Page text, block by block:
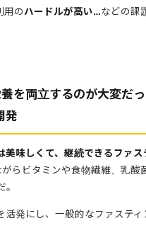
用のハードルが高い…などの課
養を両立するのが大変だ
発
美味しくて、継続できるファ
らビタミンや食物繊維、乳酸
。
活発にし、一般的なファステ